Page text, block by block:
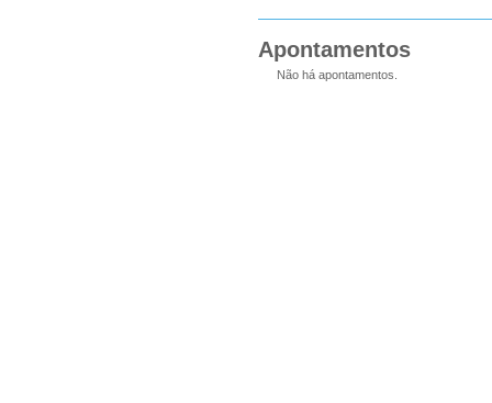
Apontamentos
Não há apontamentos.